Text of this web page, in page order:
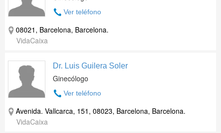
Ver teléfono
08021, Barcelona, Barcelona.
VidaCaixa
Dr. Luis Guilera Soler
Ginecólogo
Ver teléfono
Avenida. Vallcarca, 151, 08023, Barcelona, Barcelona.
VidaCaixa